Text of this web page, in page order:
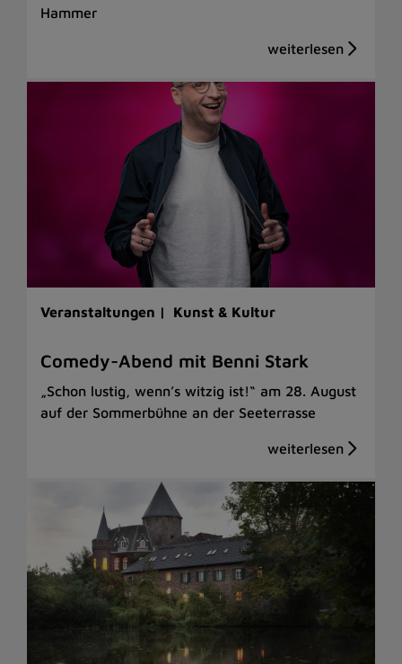
Hammer
Veranstaltungen | Kunst & Kultur
Comedy-Abend mit Benni Stark
„Schon lustig, wenn’s witzig ist!“ am 28. August
auf der Sommerbühne an der Seeterrasse